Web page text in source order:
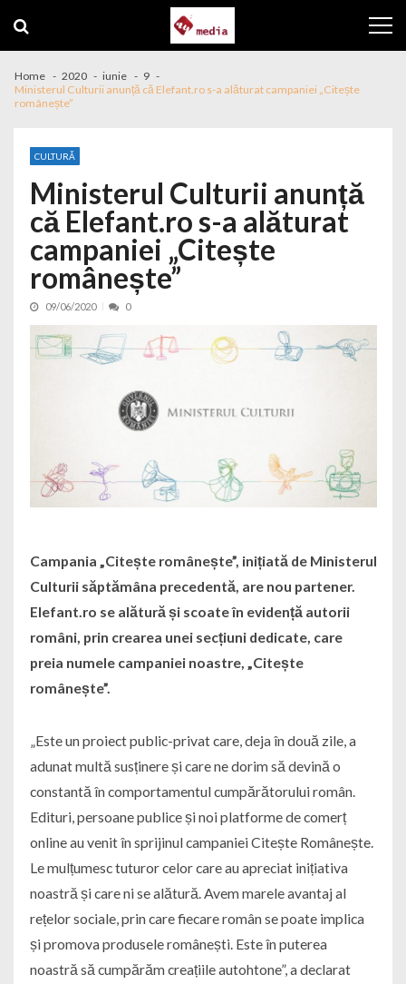
Home 2020 iunie
9
Ministerul Culturii anunță că Elefant.ro s-a alăturat campaniei „Citește
românește”
CULTURĂ
Ministerul Culturii anunță
că Elefant.ro s-a alăturat
campaniei „Citește
românește”
09/06/2020 0
Campania „Citește românește”, inițiată de Ministerul
Culturii săptămâna precedentă, are nou partener.
Elefant.ro se alătură și scoate în evidență autorii
români, prin crearea unei secțiuni dedicate, care
preia numele campaniei noastre, „Citește
românește”.
„Este un proiect public-privat care, deja în două zile, a
adunat multă susținere și care ne dorim să devină o
constantă în comportamentul cumpărătorului român.
Edituri, persoane publice și noi platforme de comerț
online au venit în sprijinul campaniei Citește Românește.
Le mulțumesc tuturor celor care au apreciat inițiativa
noastră și care ni se alătură. Avem marele avantaj al
rețelor sociale, prin care fiecare român se poate implica
și promova produsele românești. Este în puterea
noastră să cumpărăm creațiile autohtone”, a declarat